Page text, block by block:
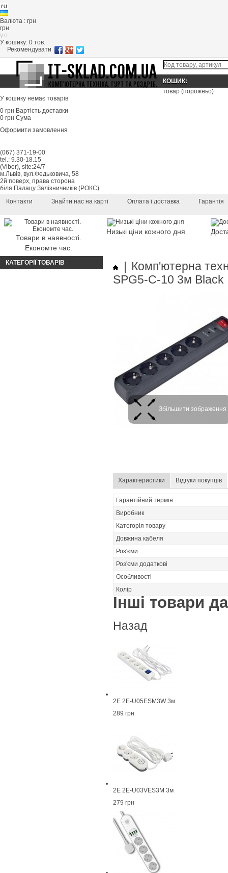
Валюта : грн
грн
y.o.
У кошику: 0 тов.
Рекомендувати
КОШИК:
товар (порожньо)
У кошику немає товарів
0 грн Вартість доставки
0 грн Сума
Оформити замовлення
(067) 371-19-00
tel.: 9.30-18.15
(Viber), site:24/7
м.Львів, вул.Федьковича, 58
2й поверх, права сторона
біля Палацу Залізничників (РОКС)
Контакти
Знайти нас на карті Оплата і доставка Гарантія
Товари в наявності.
Економте час.
Низькі ціни кожного дня
КАТЕГОРІЇ ТОВАРІВ
Комп'ютерна
SPG5-C-10 3м Black
Збільшити зображення
Характеристики Відгуки покупців
Гарантійний термін
Виробник
Категорія товару
Довжина кабеля
Роз'єми
Роз'єми додаткові
Особливості
Колір
Інші товари
Назад
2E 2E-U05ESM3W 3м
289 грн
2E 2E-U03VES3M 3м
279 грн